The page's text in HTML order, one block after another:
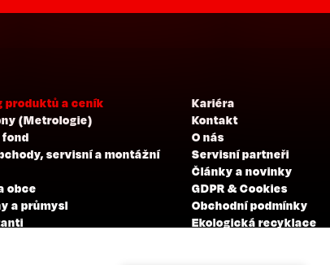
produktů a ceník
(Metrologie)
servisní a montážní
obce
a průmysl
Kariéra
Kontakt
O nás
Servisní partneři
Články a novinky
GDPR & Cookies
Obchodní podmínky
Ekologická recyklace